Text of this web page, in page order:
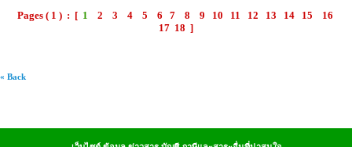
Pages ( 1 ) : [ 1 2 3 4 5 6 7 8 9 10 11 12 13 14 15
16
17 18 ]
« Back